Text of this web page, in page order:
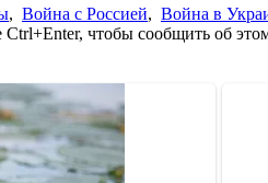
, Война с Россией, Война в
чтобы сообщить об